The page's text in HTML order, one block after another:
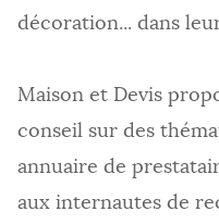
décoration... dans
Maison et Devis
conseil sur des
annuaire de
aux internautes de